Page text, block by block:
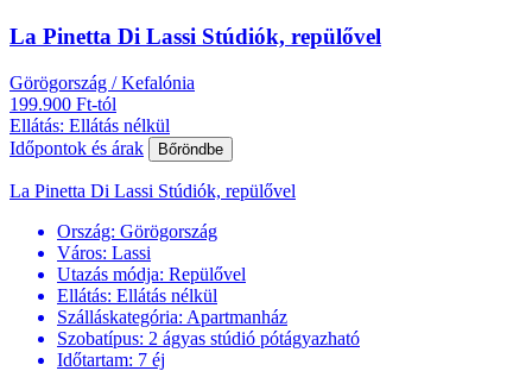
La Pinetta Di Lassi Stúdiók, repülővel
Görögország / Kefalónia
199.900 Ft-tól
Ellátás: Ellátás nélkül
Időpontok és árak
Bőröndbe
La Pinetta Di Lassi Stúdiók, repülővel
Ország: Görögország
Város: Lassi
Utazás módja: Repülővel
Ellátás: Ellátás nélkül
Szálláskategória: Apartmanház
Szobatípus: 2 ágyas stúdió pótágyazható
Időtartam: 7 éj